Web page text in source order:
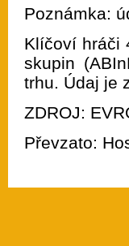
Poznámka:
Klíčoví hráči
skupin
trhu. Údaj je
ZDROJ:
Převzato: